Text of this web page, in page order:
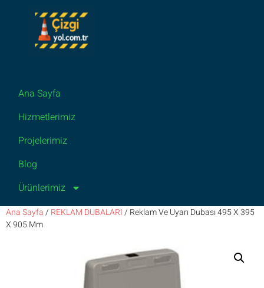
Ana Sayfa
Hizmetlerimiz
Projelerimiz
Blog
Ürünlerimiz
Ana Sayfa/ REKLAM DUBALARI/ Reklam Ve Uyarı Dubası 495 X 395
X 905 Mm